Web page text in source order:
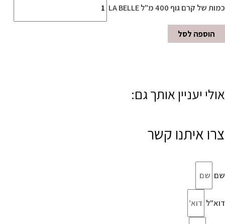
כמות של קרם גוף 400 מ"ל LA BELLE
הוספה לסל
אולי יעניין אותך גם:
צרו איתנו קשר
שם
דוא"ל